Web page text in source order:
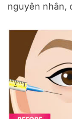
nguyên nhân,